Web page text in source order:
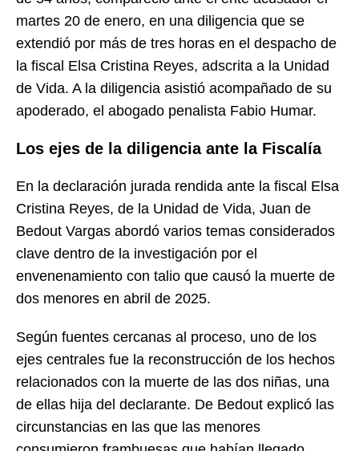
martes 20 de enero, en una diligencia que se
extendió por más de tres horas en el despacho de
la fiscal Elsa Cristina Reyes, adscrita a la Unidad
de Vida. A la diligencia asistió acompañado de su
apoderado, el abogado penalista Fabio Humar.
Los ejes de la diligencia ante la Fiscalía
En la declaración jurada rendida ante la fiscal Elsa
Cristina Reyes, de la Unidad de Vida, Juan de
Bedout Vargas abordó varios temas considerados
clave dentro de la investigación por el
envenenamiento con talio que causó la muerte de
dos menores en abril de 2025.
Según fuentes cercanas al proceso, uno de los
ejes centrales fue la reconstrucción de los hechos
relacionados con la muerte de las dos niñas, una
de ellas hija del declarante. De Bedout explicó las
circunstancias en las que las menores